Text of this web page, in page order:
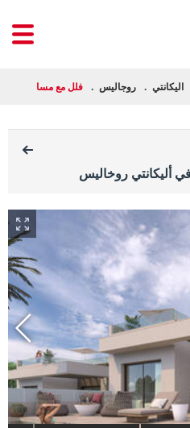
اليكانتي روجاليس فلل مع مسابح
أليكانتي روخاليس